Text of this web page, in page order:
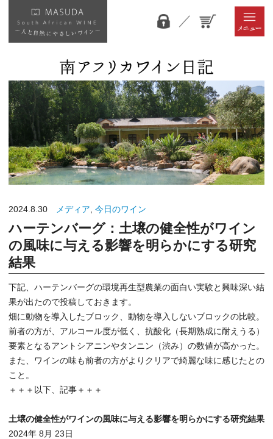
2024.8.30 メディア 今日のワイン
ハーテンバーグ：土壌の健全性がワイン
の風味に与える影響を明らかにする研究
結果
下記、ハーテンバーグの環境再生型農業の面白い実験と興味深い結
果が出たので投稿しておきます。
畑に動物を導入したブロック、動物を導入しないブロックの比較。
前者の方が、アルコール度が低く、抗酸化（長期熟成に耐えうる）
要素となるアントシアニンやタンニン（渋み）の数値が高かった。
また、ワインの味も前者の方がよりクリアで綺麗な味に感じたとの
こと。
＋＋＋以下、記事＋＋＋
土壌の健全性がワインの風味に与える影響を明らかにする研究結果
2024年 8月 23日